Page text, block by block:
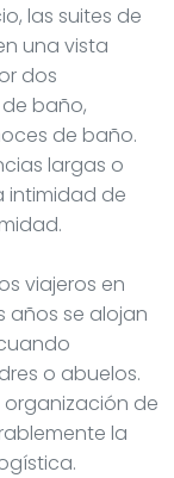
las suites de
una vista
dos
baño,
de baño.
largas o
intimidad de
viajeros en
años se alojan
o abuelos.
organización de
la